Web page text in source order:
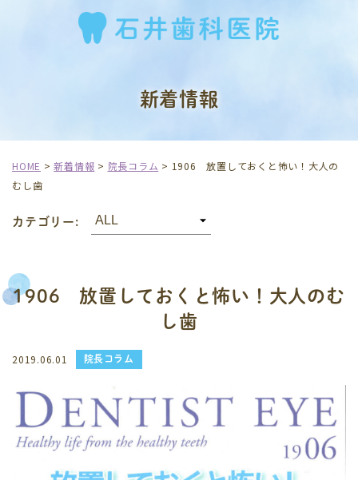
新着情報
HOME >新着情報 > 院長コラム > 1906 放置しておくと怖い！大人の
むし歯
カテゴリー:
1906 放置しておくと怖い！大人のむ
し歯
2019.06.01 院長コラム